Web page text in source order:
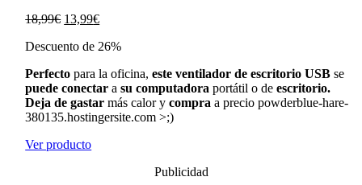
18,99€ El
original
18,99€.
13,99€El
actual
13,99€.
Descuento de 26%
Perfecto para la oficina,este ventilador de escritorio USB se
puede conectar asu computadora portátil o deescritorio.
Deja de gastar más calor ycompra a precio powderblue-hare-
380135.hostingersite.com >;)
Ver producto
Publicidad